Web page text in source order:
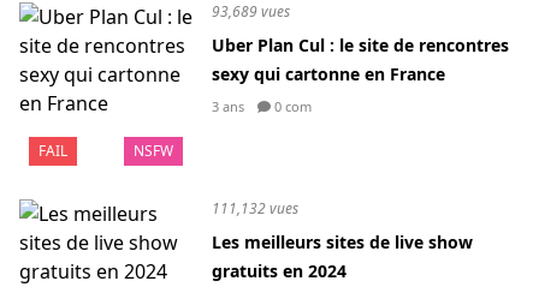
FAIL NSFW
93,689 vues
Uber Plan Cul : le site de rencontres
sexy qui cartonne en France
3 ans 0 com
111,132 vues
Les meilleurs sites de live show
gratuits en 2024